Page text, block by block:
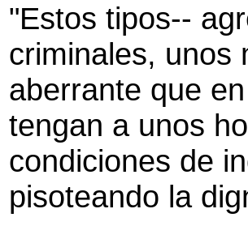
"Estos tipos--
criminales, unos
aberrante que
tengan a unos
condiciones de
pisoteando la